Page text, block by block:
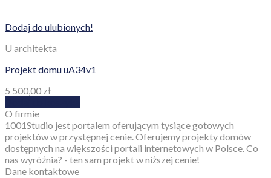
Dodaj do ulubionych!
U architekta
Projekt domu uA34v1
5 500,00 zł
O firmie
1001Studio jest portalem oferującym tysiące gotowych
projektów w przystępnej cenie. Oferujemy projekty domów
dostępnych na większości portali internetowych w Polsce. Co
nas wyróżnia? - ten sam projekt w niższej cenie!
Dane kontaktowe